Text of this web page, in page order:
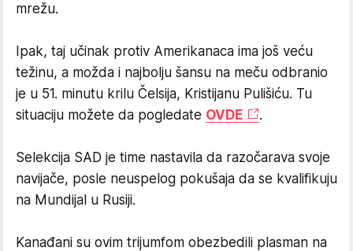
mrežu.
Ipak, taj učinak protiv Amerikanaca ima još veću
težinu, a možda i najbolju šansu na meču odbranio
je u 51. minutu krilu Čelsija, Kristijanu Pulišiću. Tu
situaciju možete da pogledate OVDE .
Selekcija SAD je time nastavila da razočarava svoje
navijače, posle neuspelog pokušaja da se kvalifikuju
na Mundijal u Rusiji.
Kanađani su ovim trijumfom obezbedili plasman na